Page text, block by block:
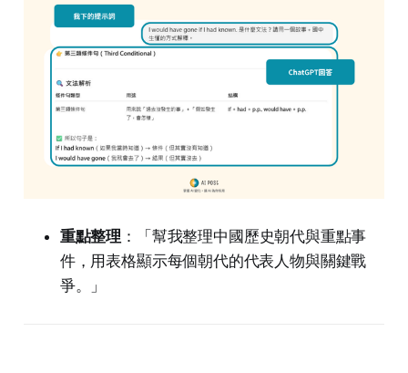
重點整理 ：「幫我整理中國歷史朝代與重點事
件，用表格顯示每個朝代的代表人物與關鍵戰
爭。」